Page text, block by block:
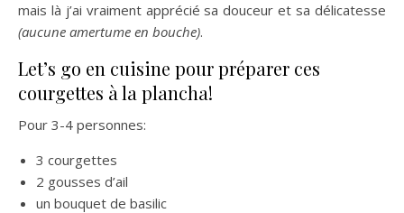
mais là j’ai vraiment apprécié sa douceur et sa délicatesse
(aucune amertume en bouche).
Let’s go en cuisine pour préparer ces
courgettes à la plancha!
Pour 3-4 personnes:
3 courgettes
2 gousses d’ail
un bouquet de basilic